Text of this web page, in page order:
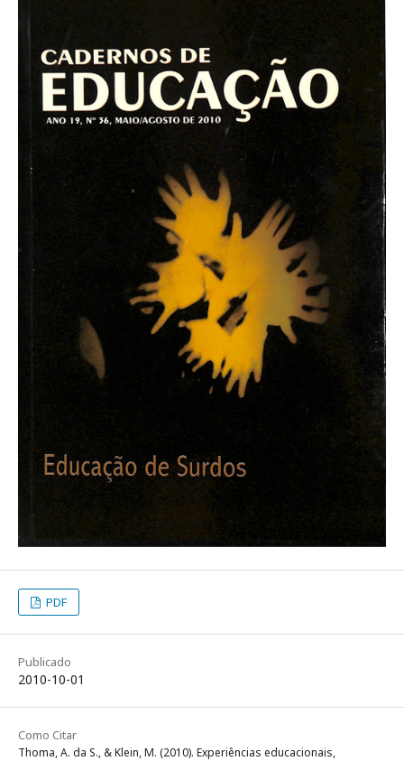
PDF
Publicado
2010-10-01
Como Citar
Thoma, A. da S., & Klein, M. (2010). Experiências educacionais,